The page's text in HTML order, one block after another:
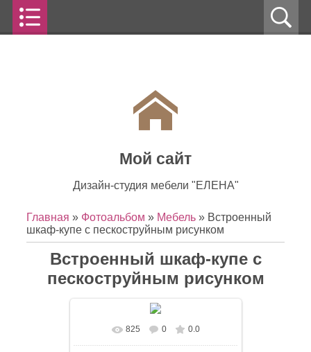
Мой сайт
Дизайн-студия мебели "ЕЛЕНА"
Главная » Фотоальбом » Мебель » Встроенный
шкаф-купе с пескоструйным рисунком
Встроенный шкаф-купе с
пескоструйным рисунком
825 0 0.0